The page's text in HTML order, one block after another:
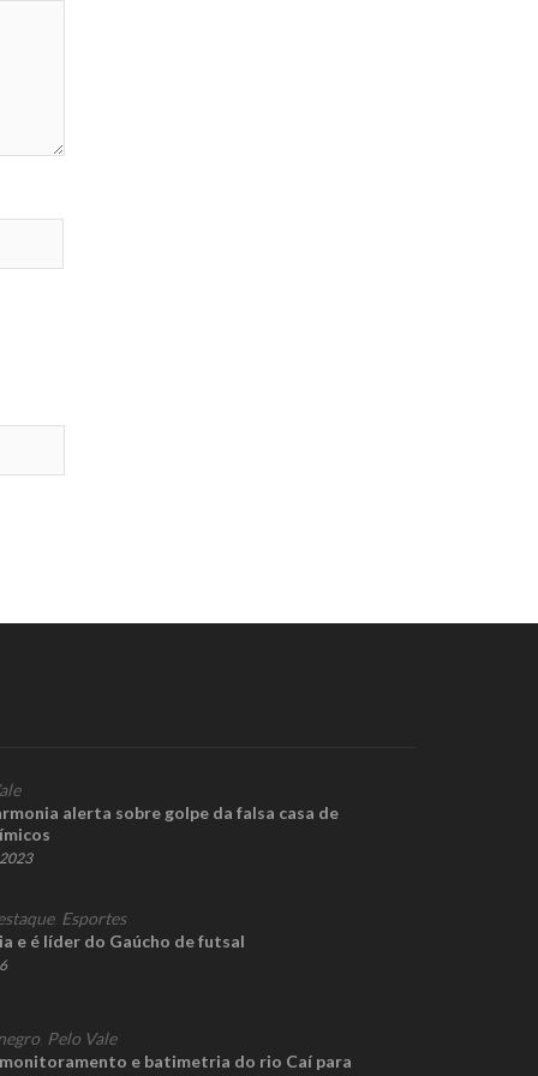
alerta sobre golpe da falsa casa de
, Esportes
e é líder do Gaúcho de futsal
Pelo Vale
e batimetria do rio Caí para